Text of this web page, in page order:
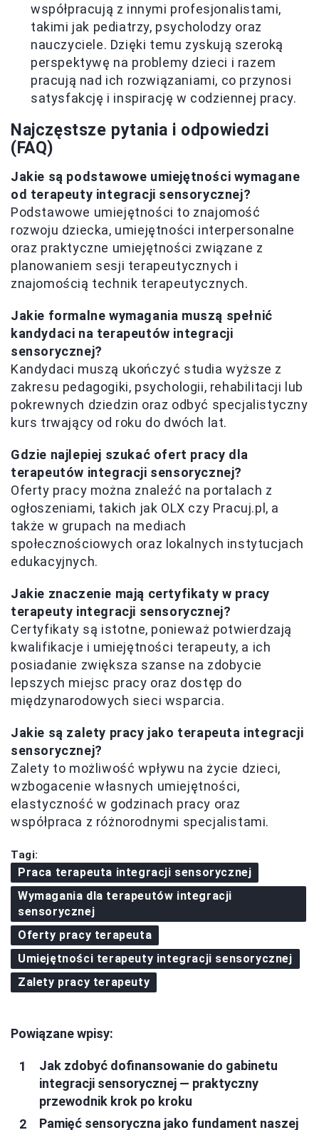
współpracują z innymi profesjonalistami,
takimi jak pediatrzy, psycholodzy oraz
nauczyciele. Dzięki temu zyskują szeroką
perspektywę na problemy dzieci i razem
pracują nad ich rozwiązaniami, co przynosi
satysfakcję i inspirację w codziennej pracy.
Najczęstsze pytania i odpowiedzi
(FAQ)
Jakie są podstawowe umiejętności wymagane
od terapeuty integracji sensorycznej?
Podstawowe umiejętności to znajomość
rozwoju dziecka, umiejętności interpersonalne
oraz praktyczne umiejętności związane z
planowaniem sesji terapeutycznych i
znajomością technik terapeutycznych.
Jakie formalne wymagania muszą spełnić
kandydaci na terapeutów integracji
sensorycznej?
Kandydaci muszą ukończyć studia wyższe z
zakresu pedagogiki, psychologii, rehabilitacji lub
pokrewnych dziedzin oraz odbyć specjalistyczny
kurs trwający od roku do dwóch lat.
Gdzie najlepiej szukać ofert pracy dla
terapeutów integracji sensorycznej?
Oferty pracy można znaleźć na portalach z
ogłoszeniami, takich jak OLX czy Pracuj.pl, a
także w grupach na mediach
społecznościowych oraz lokalnych instytucjach
edukacyjnych.
Jakie znaczenie mają certyfikaty w pracy
terapeuty integracji sensorycznej?
Certyfikaty są istotne, ponieważ potwierdzają
kwalifikacje i umiejętności terapeuty, a ich
posiadanie zwiększa szanse na zdobycie
lepszych miejsc pracy oraz dostęp do
międzynarodowych sieci wsparcia.
Jakie są zalety pracy jako terapeuta integracji
sensorycznej?
Zalety to możliwość wpływu na życie dzieci,
wzbogacenie własnych umiejętności,
elastyczność w godzinach pracy oraz
współpraca z różnorodnymi specjalistami.
Tagi:
Praca terapeuta integracji sensorycznej
Wymagania dla terapeutów integracji
sensorycznej
Oferty pracy terapeuta
Umiejętności terapeuty integracji sensorycznej
Zalety pracy terapeuty
Powiązane wpisy:
Jak zdobyć dofinansowanie do gabinetu
integracji sensorycznej — praktyczny
przewodnik krok po kroku
Pamięć sensoryczna jako fundament naszej